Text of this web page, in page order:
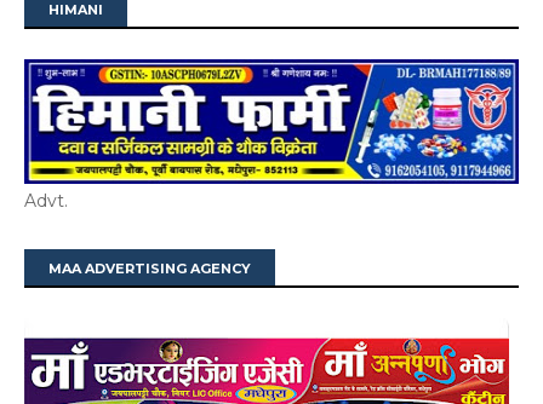
HIMANI
Advt.
MAA ADVERTISING AGENCY